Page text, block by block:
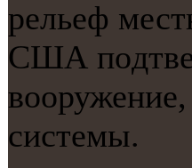
рельеф
США
системы.